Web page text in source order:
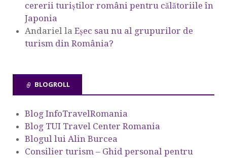
cererii turiștilor români pentru călătoriile în
Japonia
Andariel la Eşec sau nu al grupurilor de
turism din România?
BLOGROLL
Blog InfoTravelRomania
Blog TUI Travel Center Romania
Blogul lui Alin Burcea
Consilier turism – Ghid personal pentru